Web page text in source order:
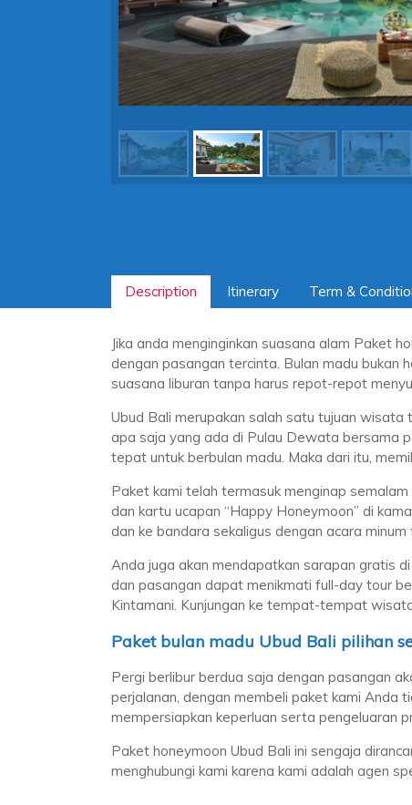
Description Itinerary Term &
Jika anda menginginkan suasana alam Paket
dengan pasangan tercinta. Bulan madu bukan
suasana liburan tanpa harus repot-repot
Ubud Bali merupakan salah satu tujuan wisata
apa saja yang ada di Pulau Dewata bersama
tepat untuk berbulan madu. Maka dari itu,
Paket kami telah termasuk menginap
dan kartu ucapan “Happy Honeymoon” di
dan ke bandara sekaligus dengan acara
Anda juga akan mendapatkan sarapan gratis
dan pasangan dapat menikmati full-day tour
Kintamani. Kunjungan ke tempat-tempat
Paket bulan madu Ubud Bali pilihan
Pergi berlibur berdua saja dengan pasangan
perjalanan, dengan membeli paket kami Anda
mempersiapkan keperluan serta pengeluaran
Paket honeymoon Ubud Bali ini sengaja
menghubungi kami karena kami adalah agen